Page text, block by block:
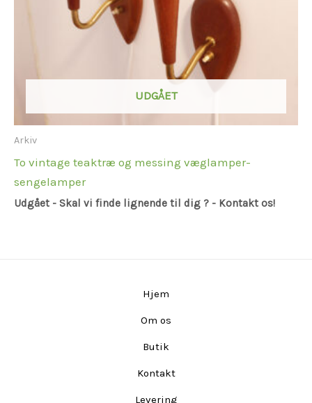
UDGÅET
Arkiv
To vintage teaktræ og messing væglamper-
sengelamper
Udgået - Skal vi finde lignende til dig ? - Kontakt os!
Hjem
Om os
Butik
Kontakt
Levering